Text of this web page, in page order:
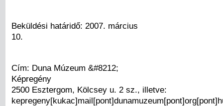
Beküldési határidő: 2007. március
10.
Cím: Duna Múzeum &#8212;
Képregény
2500 Esztergom, Kölcsey u. 2 sz., illetve: